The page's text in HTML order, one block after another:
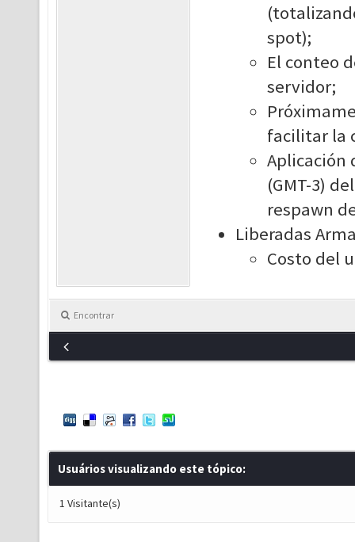
spot);
El conteo
servidor;
facilitar la
Aplicación
(GMT-3)
respawn
Liberadas
Costo del
Encontrar
Usuários visualizando este tópico:
1 Visitante(s)